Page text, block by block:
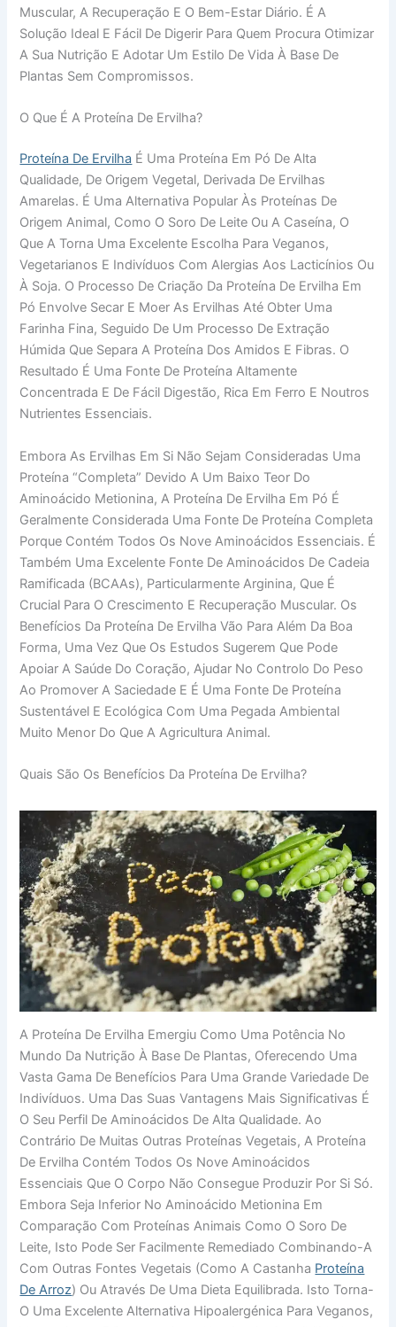
Muscular, A Recuperação E O Bem-Estar Diário. É A
Solução Ideal E Fácil De Digerir Para Quem Procura Otimizar
A Sua Nutrição E Adotar Um Estilo De Vida À Base De
Plantas Sem Compromissos.
O Que É A Proteína De Ervilha?
Proteína De Ervilha É Uma Proteína Em Pó De Alta
Qualidade, De Origem Vegetal, Derivada De Ervilhas
Amarelas. É Uma Alternativa Popular Às Proteínas De
Origem Animal, Como O Soro De Leite Ou A Caseína, O
Que A Torna Uma Excelente Escolha Para Veganos,
Vegetarianos E Indivíduos Com Alergias Aos Lacticínios Ou
À Soja. O Processo De Criação Da Proteína De Ervilha Em
Pó Envolve Secar E Moer As Ervilhas Até Obter Uma
Farinha Fina, Seguido De Um Processo De Extração
Húmida Que Separa A Proteína Dos Amidos E Fibras. O
Resultado É Uma Fonte De Proteína Altamente
Concentrada E De Fácil Digestão, Rica Em Ferro E Noutros
Nutrientes Essenciais.
Embora As Ervilhas Em Si Não Sejam Consideradas Uma
Proteína “completa” Devido A Um Baixo Teor Do
Aminoácido Metionina, A Proteína De Ervilha Em Pó É
Geralmente Considerada Uma Fonte De Proteína Completa
Porque Contém Todos Os Nove Aminoácidos Essenciais. É
Também Uma Excelente Fonte De Aminoácidos De Cadeia
Ramificada (BCAAs), Particularmente Arginina, Que É
Crucial Para O Crescimento E Recuperação Muscular. Os
Benefícios Da Proteína De Ervilha Vão Para Além Da Boa
Forma, Uma Vez Que Os Estudos Sugerem Que Pode
Apoiar A Saúde Do Coração, Ajudar No Controlo Do Peso
Ao Promover A Saciedade E É Uma Fonte De Proteína
Sustentável E Ecológica Com Uma Pegada Ambiental
Muito Menor Do Que A Agricultura Animal.
Quais São Os Benefícios Da Proteína De Ervilha?
A Proteína De Ervilha Emergiu Como Uma Potência No
Mundo Da Nutrição À Base De Plantas, Oferecendo Uma
Vasta Gama De Benefícios Para Uma Grande Variedade De
Indivíduos. Uma Das Suas Vantagens Mais Significativas É
O Seu Perfil De Aminoácidos De Alta Qualidade. Ao
Contrário De Muitas Outras Proteínas Vegetais, A Proteína
De Ervilha Contém Todos Os Nove Aminoácidos
Essenciais Que O Corpo Não Consegue Produzir Por Si Só.
Embora Seja Inferior No Aminoácido Metionina Em
Comparação Com Proteínas Animais Como O Soro De
Leite, Isto Pode Ser Facilmente Remediado Combinando-A
Com Outras Fontes Vegetais (como A Castanha Proteína
De Arroz) Ou Através De Uma Dieta Equilibrada. Isto Torna-
O Uma Excelente Alternativa Hipoalergénica Para Veganos,